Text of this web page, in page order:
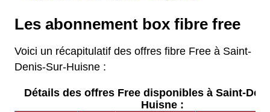
Les abonnement box fibre free
Voici un récapitulatif des offres fibre Free à Saint-
Denis-Sur-Huisne :
Détails des offres Free disponibles à Saint-
Huisne :